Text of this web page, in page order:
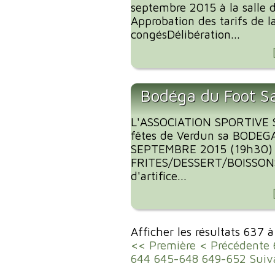
septembre 2015 à la salle
Approbation des tarifs de
congésDélibération...
Bodéga du Foot
L'ASSOCIATION
fêtes de Verdun sa
SEPTEMBRE 2015 (19h30)
FRITES/DESSERT/
d'artifice...
Afficher les résultats 637
<< Première < Précédente
644 645-648 649-652